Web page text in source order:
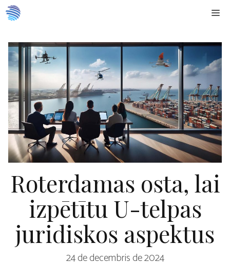
Doties
uz
Roterdamas osta, lai
izpētītu U-telpas
juridiskos aspektus
24 de decembris de 2024